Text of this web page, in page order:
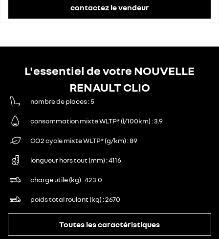
contactez le vendeur
L'essentiel de votre NOUVELLE
RENAULT CLIO
nombre de places 5
consommation mixte WLTP* (l/100km) 3.9
CO2 cycle mixte WLTP* (g/km) 89
longueur hors tout (mm) 4116
charge utile (kg) 423.0
poids total roulant (kg) 2670
Toutes les caractéristiques